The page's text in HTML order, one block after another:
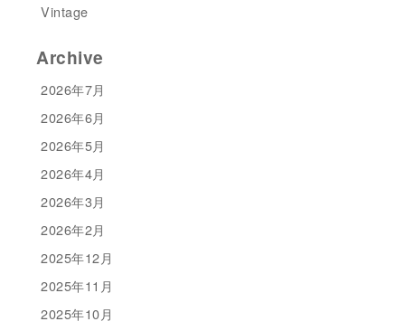
Vintage
Archive
2026年7月
2026年6月
2026年5月
2026年4月
2026年3月
2026年2月
2025年12月
2025年11月
2025年10月